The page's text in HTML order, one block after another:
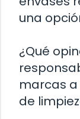
una
¿Qué
marcas
de